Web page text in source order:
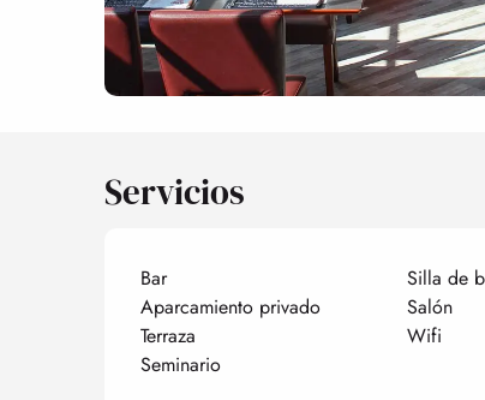
Servicios
Bar Silla de
Aparcamiento privado
Salón
Terraza
Wifi
Seminario